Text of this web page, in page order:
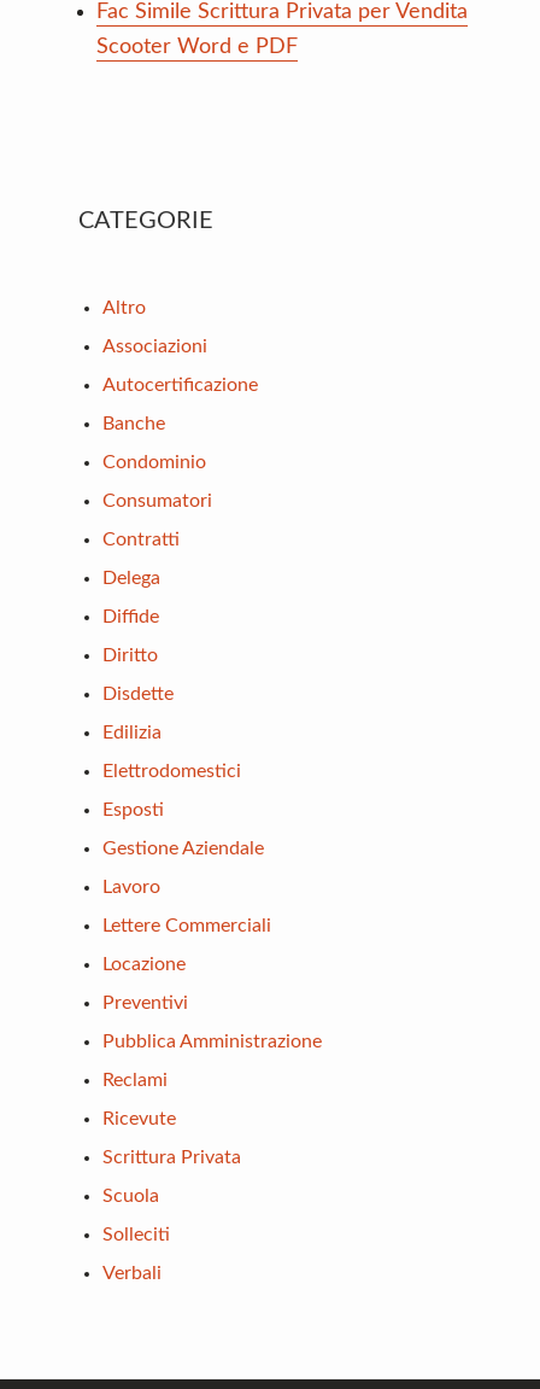
Fac Simile Scrittura Privata per Vendita
Scooter Word e PDF
Primary
CATEGORIE
Altro
Associazioni
Autocertificazione
Banche
Condominio
Consumatori
Contratti
Delega
Diffide
Diritto
Disdette
Edilizia
Elettrodomestici
Esposti
Gestione Aziendale
Lavoro
Lettere Commerciali
Locazione
Preventivi
Pubblica Amministrazione
Reclami
Ricevute
Scrittura Privata
Scuola
Solleciti
Verbali